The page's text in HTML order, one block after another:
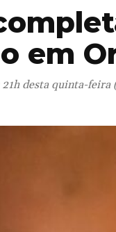
em
desta quinta-feira